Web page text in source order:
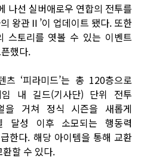
나선 실버애로우 연합의 전투를
왕관Ⅱ’이 업데이트 됐다. 또한
스토리를 엿볼 수 있는 이벤트
했다.
‘피라미드’는 총 120층으로
임 내 길드(기사단) 단위 전투
을 거쳐 정식 시즌을 새롭게
달성 이후 소모되는 행동력
한다. 해당 아이템을 통해 교환
할 수 있다.